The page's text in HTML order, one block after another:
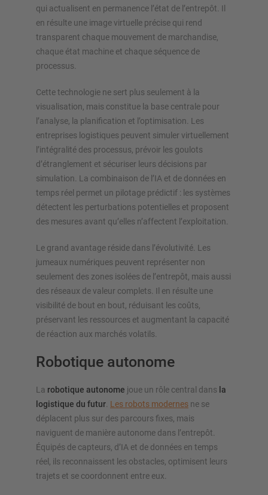
qui actualisent en permanence l’état de l’entrepôt. Il
en résulte une image virtuelle précise qui rend
transparent chaque mouvement de marchandise,
chaque état machine et chaque séquence de
processus.
Cette technologie ne sert plus seulement à la
visualisation, mais constitue la base centrale pour
l’analyse, la planification et l’optimisation. Les
entreprises logistiques peuvent simuler virtuellement
l’intégralité des processus, prévoir les goulots
d’étranglement et sécuriser leurs décisions par
simulation. La combinaison de l’IA et de données en
temps réel permet un pilotage prédictif : les systèmes
détectent les perturbations potentielles et proposent
des mesures avant qu’elles n’affectent l’exploitation.
Le grand avantage réside dans l’évolutivité. Les
jumeaux numériques peuvent représenter non
seulement des zones isolées de l’entrepôt, mais aussi
des réseaux de valeur complets. Il en résulte une
visibilité de bout en bout, réduisant les coûts,
préservant les ressources et augmentant la capacité
de réaction aux marchés volatils.
Robotique autonome
La robotique autonome joue un rôle central dans la
logistique du futur Les robots modernes ne se
déplacent plus sur des parcours fixes, mais
naviguent de manière autonome dans l’entrepôt.
Équipés de capteurs, d’IA et de données en temps
réel, ils reconnaissent les obstacles, optimisent leurs
trajets et se coordonnent entre eux.